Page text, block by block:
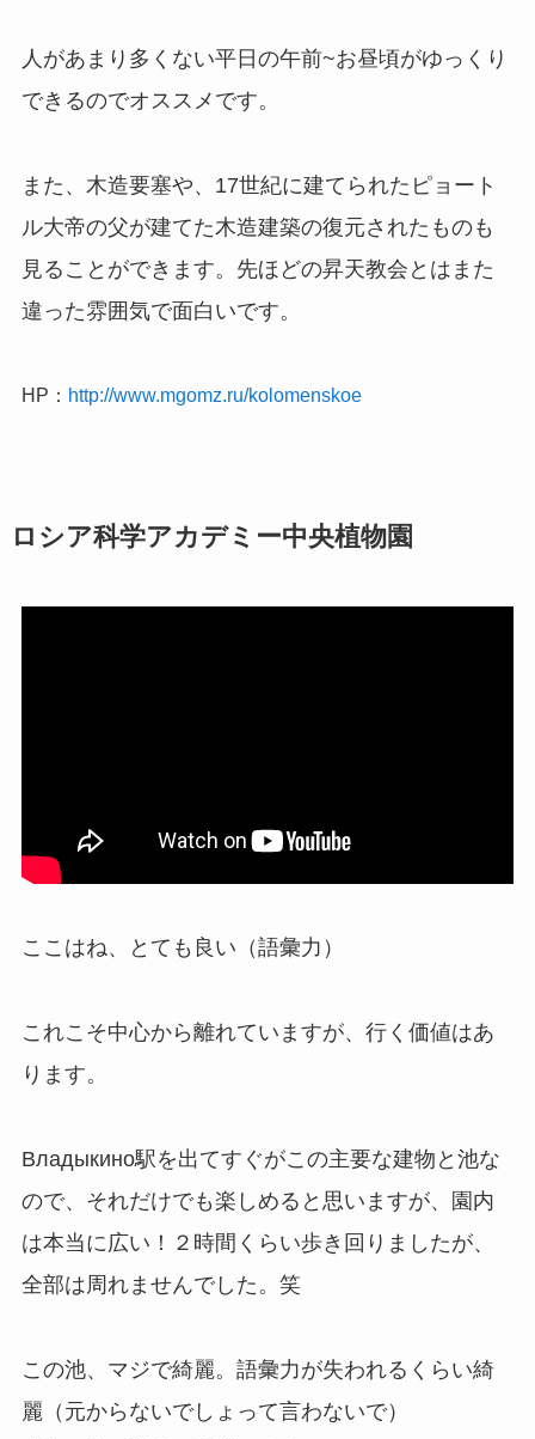
人があまり多くない平日の午前~お昼頃がゆっくり
できるのでオススメです。
また、木造要塞や、17世紀に建てられたピョート
ル大帝の父が建てた木造建築の復元されたものも
見ることができます。先ほどの昇天教会とはまた
違った雰囲気で面白いです。
HP： http://www.mgomz.ru/kolomenskoe
ロシア科学アカデミー中央植物園
ここはね、とても良い（語彙力）
これこそ中心から離れていますが、行く価値はあ
ります。
Владыкино駅を出てすぐがこの主要な建物と池な
ので、それだけでも楽しめると思いますが、園内
は本当に広い！２時間くらい歩き回りましたが、
全部は周れませんでした。笑
この池、マジで綺麗。語彙力が失われるくらい綺
麗（元からないでしょって言わないで）